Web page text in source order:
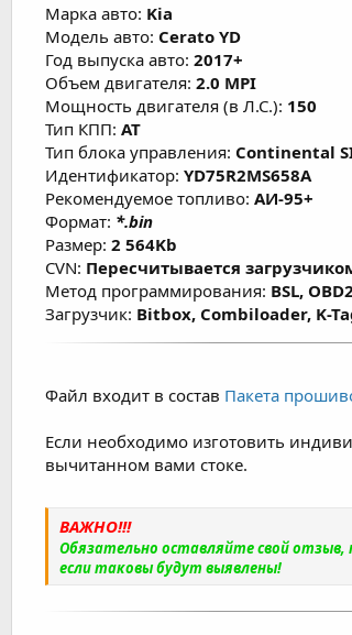
я
Марка авто: Kia
Модель авто: Cerato YD
Год выпуска авто: 2017+
Объем двигателя: 2.0 MPI
Мощность двигателя (в Л.С.): 150
Тип КПП: AT
Тип блока управления: Continental
Идентификатор: YD75R2MS658A
Рекомендуемое топливо: АИ-95+
Формат: *.bin
Размер: 2 564Kb
CVN: Пересчитывается
Метод программирования: BSL,
Загрузчик: Bitbox, Combiloader, K-
Файл входит в состав Пакета
Если необходимо изготовить
вычитанном вами стоке.
ВАЖНО!!!
Обязательно оставляйте свой
если таковы будут выявлены!